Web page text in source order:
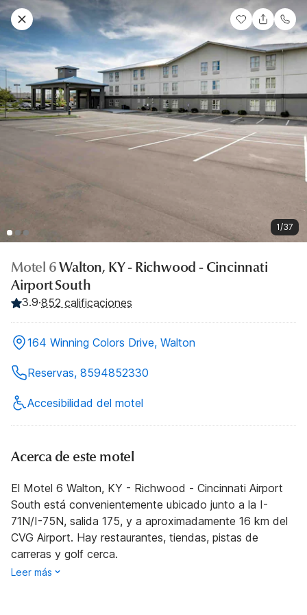
1/37
Motel 6Walton, KY - Richwood - Cincinnati
Airport South
3.9·852 calificaciones
164 Winning Colors Drive, Walton
Reservas, 8594852330
Accesibilidad del motel
Acerca de este motel
El Motel 6 Walton, KY - Richwood - Cincinnati Airport
South está convenientemente ubicado junto a la I-
71N/I-75N, salida 175, y a aproximadamente 16 km del
CVG Airport. Hay restaurantes, tiendas, pistas de
carreras y golf cerca.
Leer más